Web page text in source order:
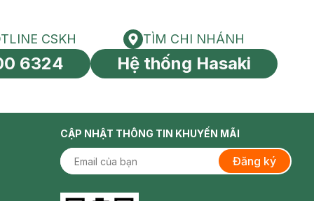
toàn cầu
HOTLINE CSKH
CSKH
6324
Tìm chi nhánh
TÌM CHI NHÁNH
Hệ thống Hasaki
CẬP NHẬT THÔNG TIN KHUYẾN MÃI
Đăng ký